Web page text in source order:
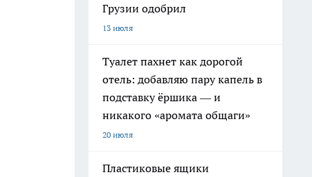
Грузии одобрил
13 июля
Туалет пахнет как дорогой
отель: добавляю пару капель в
подставку ёршика — и
никакого «аромата общаги»
20 июля
Пластиковые ящики